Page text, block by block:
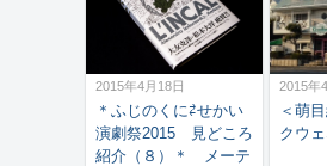
2015年4月18日
＊ふじのくに⇄せかい
演劇祭2015 見どころ
紹介（８）＊ メーテ
2015年
＜萌
クウ